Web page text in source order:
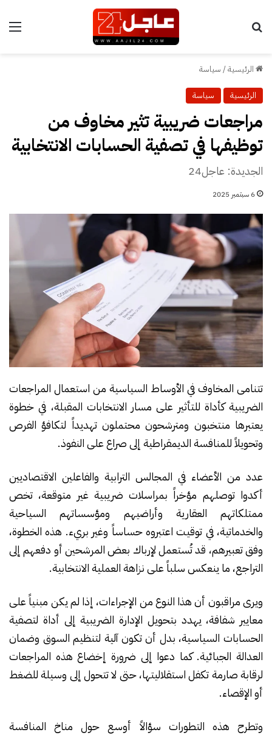
الرئيسية/ سياسة
الرئيسية سياسة
مراجعات ضريبية تثير مخاوف من
توظيفها في تصفية الحسابات الانتخابية
الجديدة: عاجل24
6 سبتمبر 2025
تتنامى المخاوف في الأوساط السياسية من استعمال المراجعات
الضريبية كأداة للتأثير على مسار الانتخابات المقبلة، في خطوة
يعتبرها منتخبون ومترشحون محتملون تهديداً لتكافؤ الفرص
وتحويلاً للمنافسة الديمقراطية إلى صراع على النفوذ.
عدد من الأعضاء في المجالس الترابية والفاعلين الاقتصاديين
أكدوا توصلهم مؤخراً بمراسلات ضريبية غير متوقعة، تخص
ممتلكاتهم العقارية وأراضيهم ومؤسساتهم السياحية
والخدماتية، في توقيت اعتبروه حساساً وغير بريء. هذه الخطوة،
وفق تعبيرهم، قد تُستعمل لإرباك بعض المرشحين أو دفعهم إلى
التراجع، ما ينعكس سلباً على نزاهة العملية الانتخابية.
ويرى مراقبون أن هذا النوع من الإجراءات، إذا لم يكن مبنياً على
معايير شفافة، يهدد بتحويل الإدارة الضريبية إلى أداة لتصفية
الحسابات السياسية، بدل أن تكون آلية لتنظيم السوق وضمان
العدالة الجبائية. كما دعوا إلى ضرورة إخضاع هذه المراجعات
لرقابة صارمة تكفل استقلاليتها، حتى لا تتحول إلى وسيلة للضغط
أو الإقصاء.
وتطرح هذه التطورات سؤالاً أوسع حول مناخ المنافسة